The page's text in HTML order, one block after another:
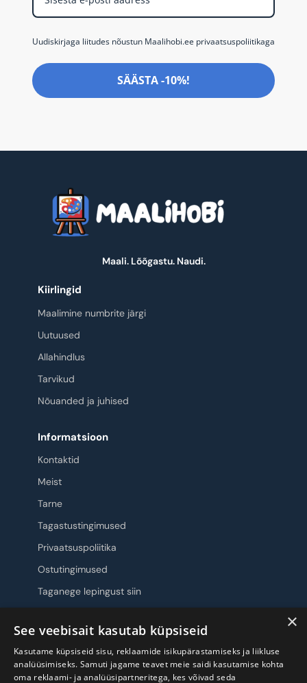
Uudiskirjaga liitudes nõustun Maalihobi.ee privaatsuspoliitikaga
SÄÄSTA -10%!
Maali. Lõõgastu. Naudi.
Kiirlingid
Maalimine numbrite järgi
Uutuused
Allahindlus
Tarvikud
Nõuanded ja juhised
Informatsioon
Kontaktid
Meist
Tarne
Tagastustingimused
Privaatsuspoliitika
Ostutingimused
Taganege lepingust siin
Jälgi meid ×
See veebisait kasutab küpsiseid
Kasutame küpsiseid sisu, reklaamide isikupärastamiseks ja liikluse
analüüsimiseks. Samuti jagame teavet meie saidi kasutamise kohta
oma reklaami- ja analüüsipartneritega, kes võivad seda